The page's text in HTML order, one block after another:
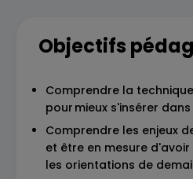
Objectifs
Comprendre la
pour mieux s'insérer
Comprendre les enjeux
et être en mesure
les orientations de